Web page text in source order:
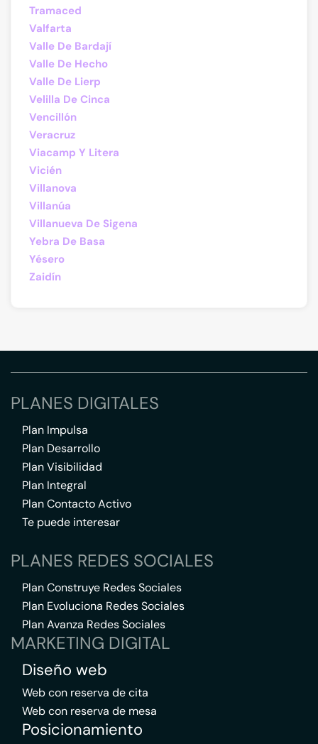
Tramaced
Valfarta
Valle De Bardají
Valle De Hecho
Valle De Lierp
Velilla De Cinca
Vencillón
Veracruz
Viacamp Y Litera
Vicién
Villanova
Villanúa
Villanueva De Sigena
Yebra De Basa
Yésero
Zaidín
PLANES DIGITALES
Plan Impulsa
Plan Desarrollo
Plan Visibilidad
Plan Integral
Plan Contacto Activo
Te puede interesar
PLANES REDES SOCIALES
Plan Construye Redes Sociales
Plan Evoluciona Redes Sociales
Plan Avanza Redes Sociales
MARKETING DIGITAL
Diseño web
Web con reserva de cita
Web con reserva de mesa
Posicionamiento